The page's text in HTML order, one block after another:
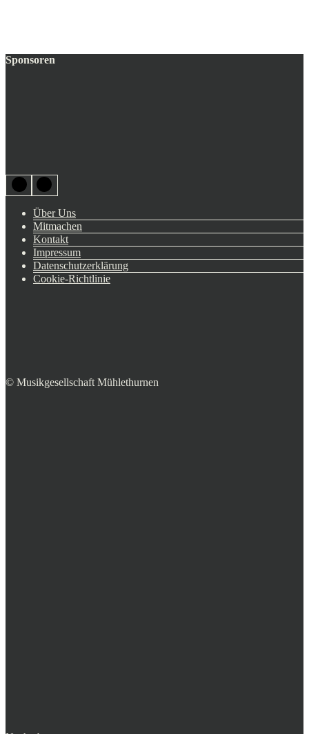
Sponsoren
Über Uns
Mitmachen
Kontakt
Impressum
Datenschutzerklärung
Cookie-Richtlinie
© Musikgesellschaft Mühlethurnen